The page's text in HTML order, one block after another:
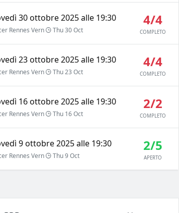
30 ottobre 2025 alle 19:30
Rennes Vern Thu 30 Oct
4/4
COMPLETO
23 ottobre 2025 alle 19:30
Rennes Vern Thu 23 Oct
4/4
COMPLETO
16 ottobre 2025 alle 19:30
Rennes Vern Thu 16 Oct
2/2
COMPLETO
9 ottobre 2025 alle 19:30
Rennes Vern Thu 9 Oct
2/5
APERTO